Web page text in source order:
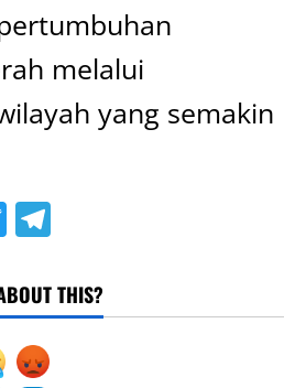
melalui
yang semakin
Twitter
THIS?